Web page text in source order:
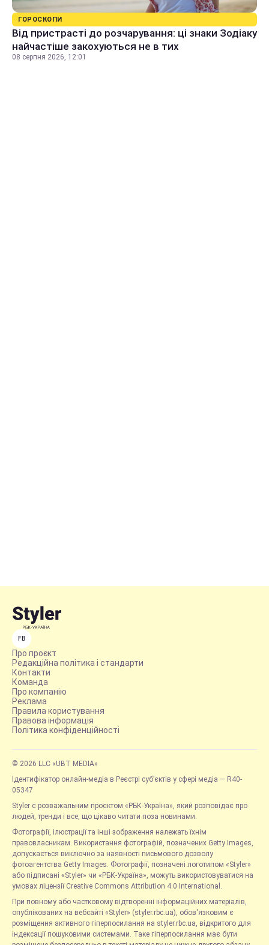
ГОРОСКОПИ
Від пристрасті до розчарування: ці знаки Зодіаку
найчастіше закохуються не в тих
08 серпня 2026, 12:01
FB
Про проєкт
Редакційна політика і стандарти
Контакти
Команда
Про компанію
Реклама
Правила користування
Правова інформація
Політика конфіденційності
© 2026 LLC «UBT MEDIA»
Ідентифікатор онлайн-медіа в Реєстрі суб’єктів у сфері медіа — R40-
05347
Styler є розважальним проєктом «РБК-Україна», який розповідає про
людей, тренди і все, що цікаво читати поза новинами.
Фотографії, ілюстрації та інші зображення належать їхнім
правовласникам. Використання фотографій, позначених Getty Images,
допускається виключно за наявності письмового дозволу
фотоагентства Getty Images. Фотографії, позначені логотипом «Styler»
або підписані «Styler» чи «РБК-Україна», можуть використовуватися на
умовах ліцензії Creative Commons Attribution 4.0 International.
При повному або частковому відтворенні інформаційних матеріалів,
опублікованих на вебсайті «Styler» (styler.rbc.ua), обов'язковим є
розміщення активного гіперпосилання на styler.rbc.ua, відкритого для
індексації пошуковими системами. Таке гіперпосилання має бути